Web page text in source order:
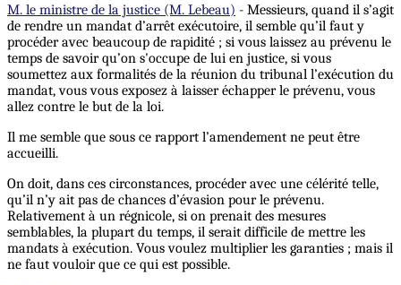
M. le ministre de la justice (M. Lebeau) - Messieurs, quand il s’agit
de rendre un mandat d’arrêt exécutoire, il semble qu’il faut y
procéder avec beaucoup de rapidité ; si vous laissez au prévenu le
temps de savoir qu’on s'occupe de lui en justice, si vous
soumettez aux formalités de la réunion du tribunal l’exécution du
mandat, vous vous exposez à laisser échapper le prévenu, vous
allez contre le but de la loi.
Il me semble que sous ce rapport l’amendement ne peut être
accueilli.
On doit, dans ces circonstances, procéder avec une célérité telle,
qu’il n’y ait pas de chances d’évasion pour le prévenu.
Relativement à un régnicole, si on prenait des mesures
semblables, la plupart du temps, il serait difficile de mettre les
mandats à exécution. Vous voulez multiplier les garanties ; mais il
ne faut vouloir que ce qui est possible.